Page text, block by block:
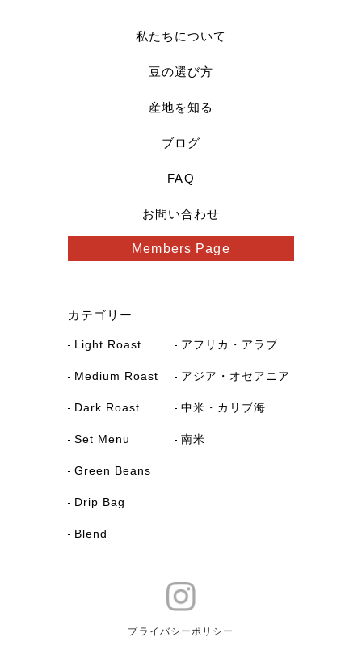
私たちについて
豆の選び方
産地を知る
ブログ
FAQ
お問い合わせ
Members Page
カテゴリー
Light Roast
Medium Roast
Dark Roast
Set Menu
Green Beans
Drip Bag
Blend
アフリカ・アラブ
アジア・オセアニア
中米・カリブ海
南米
プライバシーポリシー